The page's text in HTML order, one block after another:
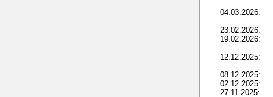
04.03.2026:
23.02.2026:
19.02.2026:
12.12.2025:
08.12.2025:
02.12.2025:
27.11.2025: